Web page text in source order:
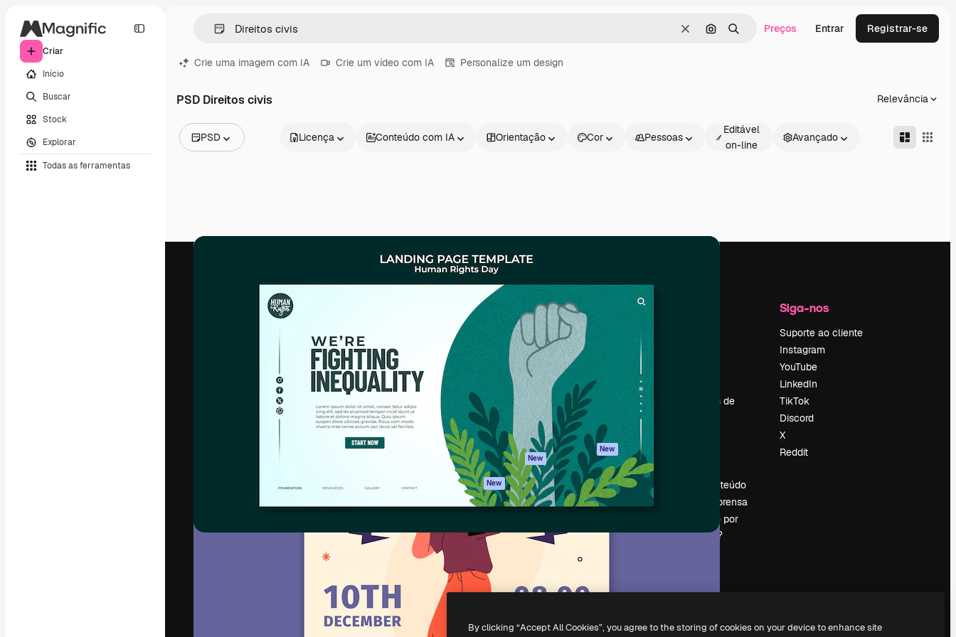
Criar
Início
Buscar
Stock
Explorar
Todas as ferramentas
LimparPesquisar por imagem
BuscarPreços Entrar Registrar-se
Crie uma imagem com IA Crie um vídeo com IA Personalize um design
PSD Direitos civis Relevância
PSD
Vídeos
Licença Conteúdo com IA Orientação Cor Pessoas
Editável
on-line
Avançado
seu melhor trabalho. Mais de 1 milhão de
assinantes entre criativos, empresas,
agências e estúdios.
Português
Produtos
Spaces
Assistente de IA
Gerador de
imagens
Gerador de vídeos
Texto para voz
Conteúdo de stock
MCP para
Claude/ChatGPT
New
Agentes New
Todas as
ferramentas
Começar
Academy
Documentação
Atendimento
Termos e
condições
Política de
privacidade
Originais New
Política de cookies
Central de
confiabilidade
Empresas
Tendências de
Vender conteúdo
Sala de imprensa
Procurando por
magnific.ai?
Siga-nos
Suporte ao cliente
Instagram
YouTube
LinkedIn
TikTok
Discord
X
Reddit
2026Freepik Company S.L.U. Todos os direitos reservados.
By clicking “Accept All Cookies”, you agree to the storing of cookies on your device to enhance site